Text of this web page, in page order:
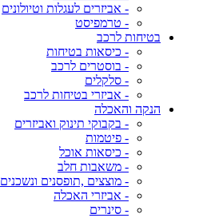
- אביזרים לעגלות וטיולונים
- טרמפיסט
בטיחות לרכב
- כיסאות בטיחות
- בוסטרים לרכב
- סלקלים
- אביזרי בטיחות לרכב
הנקה והאכלה
- בקבוקי תינוק ואביזרים
- פיטמות
- כיסאות אוכל
- משאבות חלב
- מוצצים ,תופסנים ונשכנים
- אביזרי האכלה
- סינרים